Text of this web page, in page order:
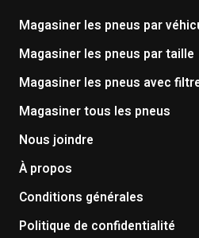
Magasiner les pneus par
Magasiner les pneus par taille
Magasiner les pneus avec
Magasiner tous les pneus
Nous joindre
À propos
Conditions générales
Politique de confidentialité